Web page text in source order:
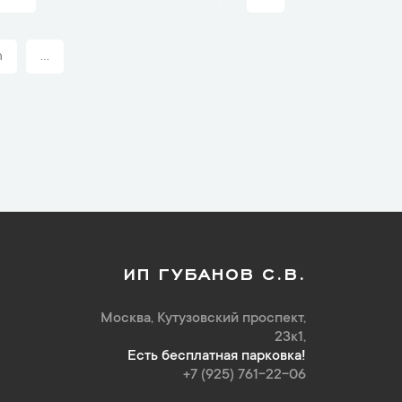
...
ИП ГУБАНОВ С.В.
Москва, Кутузовский проспект,
23к1,
Есть бесплатная парковка!
+7 (925) 761-22-06